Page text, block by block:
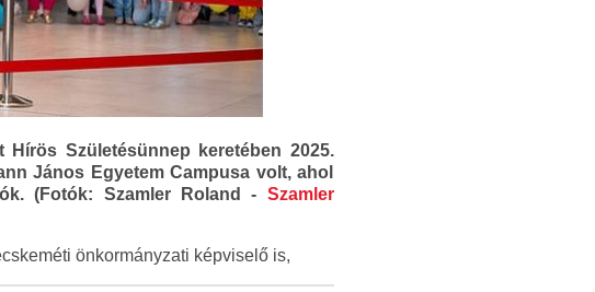
Születésünnep keretében 2025.
János Egyetem Campusa volt, ahol
(Fotók: Szamler Roland - Szamler
önkormányzati képviselő is,